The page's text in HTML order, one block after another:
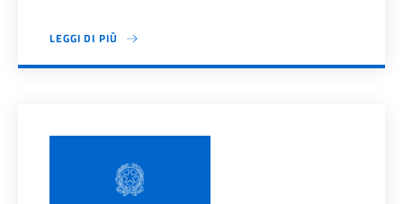
LEGGI DI PIÙ